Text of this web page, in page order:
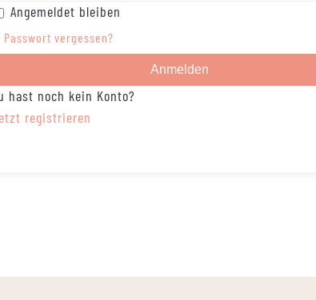
Angemeldet bleiben
Passwort vergessen?
Anmelden
hast noch kein Konto?
registrieren